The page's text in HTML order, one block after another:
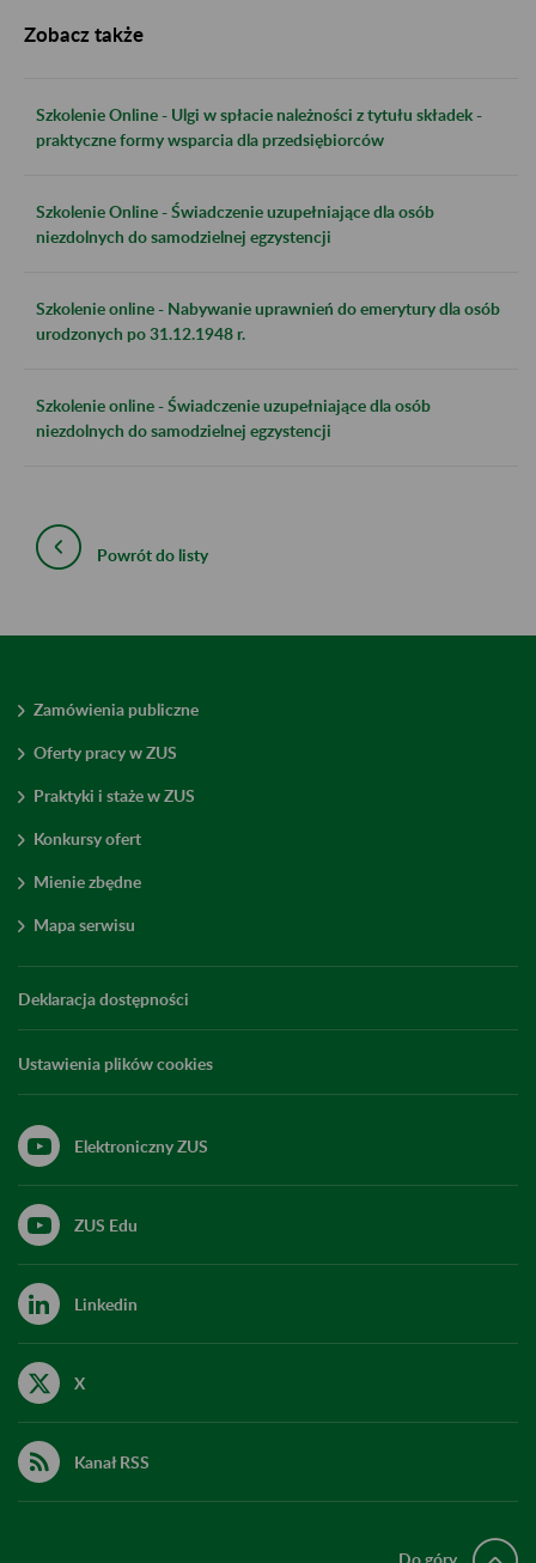
Zobacz także
Szkolenie Online - Ulgi w spłacie należności z tytułu składek -
praktyczne formy wsparcia dla przedsiębiorców
Szkolenie Online - Świadczenie uzupełniające dla osób
niezdolnych do samodzielnej egzystencji
Szkolenie online - Nabywanie uprawnień do emerytury dla osób
urodzonych po 31.12.1948 r.
Szkolenie online - Świadczenie uzupełniające dla osób
niezdolnych do samodzielnej egzystencji
Powrót do listy
Zamówienia publiczne
Oferty pracy w ZUS
Praktyki i staże w ZUS
Konkursy ofert
Mienie zbędne
Mapa serwisu
Deklaracja dostępności
Ustawienia plików cookies
Elektroniczny ZUS
ZUS Edu
Linkedin
X
Kanał RSS